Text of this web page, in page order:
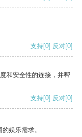
支持[0] 反对[0]
和安全性的连接，并帮
支持[0] 反对[0]
娱乐需求。